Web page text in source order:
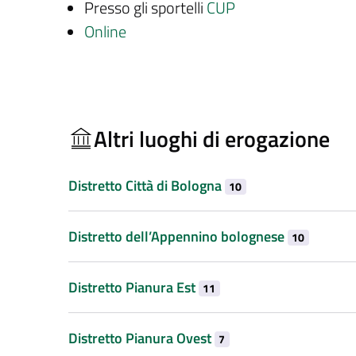
Presso gli sportelli CUP
Online
Altri luoghi di erogazione
Distretto Città di Bologna 10
Distretto dell’Appennino bolognese 10
Distretto Pianura Est 11
Distretto Pianura Ovest 7